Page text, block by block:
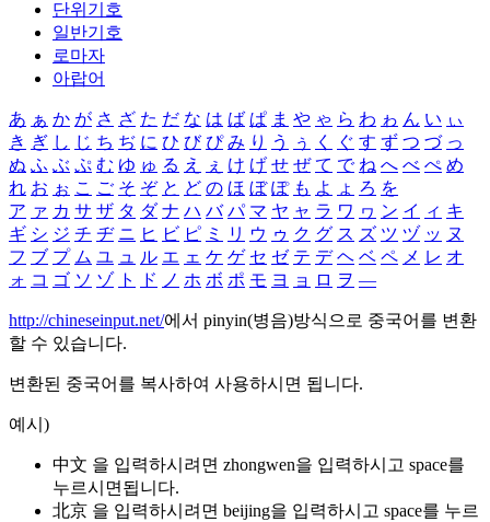
단위기호
일반기호
로마자
아랍어
あ ぁ か が さ ざ た だ な は ば ぱ ま や ゃ ら わ ゎ ん い ぃ
き ぎ し じ ち ぢ に ひ び ぴ み り う ぅ く ぐ す ず つ づ っ
ぬ ふ ぶ ぷ む ゆ ゅ る え ぇ け げ せ ぜ て で ね へ べ ぺ め
れ お ぉ こ ご そ ぞ と ど の ほ ぼ ぽ も よ ょ ろ を
ア ァ カ サ ザ タ ダ ナ ハ バ パ マ ヤ ャ ラ ワ ヮ ン イ ィ キ
ギ シ ジ チ ヂ ニ ヒ ビ ピ ミ リ ウ ゥ ク グ ス ズ ツ ヅ ッ ヌ
フ ブ プ ム ユ ュ ル エ ェ ケ ゲ セ ゼ テ デ ヘ ベ ペ メ レ オ
ォ コ ゴ ソ ゾ ト ド ノ ホ ボ ポ モ ヨ ョ ロ ヲ ―
http://chineseinput.net/에서 pinyin(병음)방식으로 중국어를 변환
할 수 있습니다.
변환된 중국어를 복사하여 사용하시면 됩니다.
예시)
中文 을 입력하시려면 zhongwen을 입력하시고 space를
누르시면됩니다.
北京 을 입력하시려면 beijing을 입력하시고 space를 누르